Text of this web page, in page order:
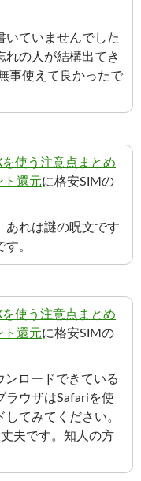
いていませんでした
れの人が結構出てき
事使えて良かったで
使う注意点まとめ
ト還元に格安SIMの
あれは謎の呪文です
。
使う注意点まとめ
ト還元に格安SIMの
ンロードできている
ラウザはSafariを使
てみてください。
夫です。知人の方